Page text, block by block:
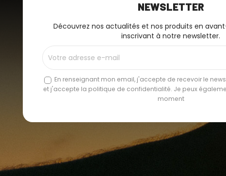
NEWSLETTER
Découvrez nos actualités et nos produits en
inscrivant à notre newsletter.
En renseignant mon email, j'accepte de recevoir le
et j'accepte la politique de confidentialité. Je peux
moment